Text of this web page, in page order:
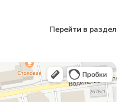
Перейти в раздел